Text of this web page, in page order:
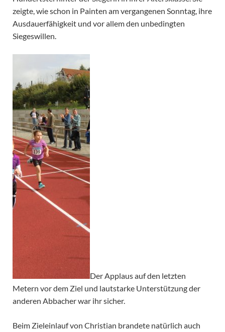
zeigte, wie schon in Painten am vergangenen Sonntag, ihre
Ausdauerfähigkeit und vor allem den unbedingten
Siegeswillen.
Der Applaus auf den letzten
Metern vor dem Ziel und lautstarke Unterstützung der
anderen Abbacher war ihr sicher.
Beim Zieleinlauf von Christian brandete natürlich auch